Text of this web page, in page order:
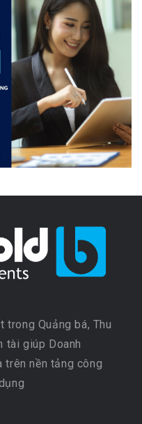
trong Quảng bá, Thu
tài giúp Doanh
nền tảng công